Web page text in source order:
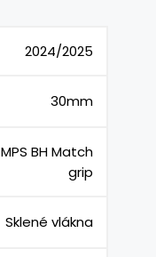
2024/2025
30mm
MPS BH Match
grip
Sklené vlákna